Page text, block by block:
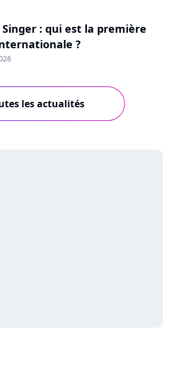
Singer : qui est la première
?
les actualités